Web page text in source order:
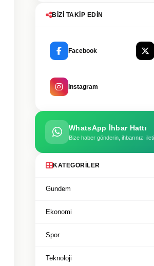
BIZI TAKIP EDIN
Facebook
Instagram
WhatsApp İhbar Hattı
Bize haber gönderin, ihbarınızı
KATEGORILER
Gundem
Ekonomi
Spor
Teknoloji